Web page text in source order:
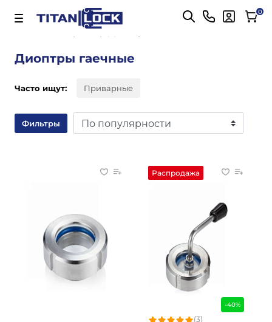
Важно! Для оплаты заказов Подробнее 0
Диоптры гаечные
Часто ищут: Приварные
Фильтры
Распродажа
-40%
(3)